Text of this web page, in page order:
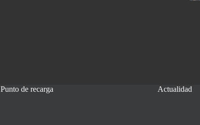
Punto de recarga Actualidad